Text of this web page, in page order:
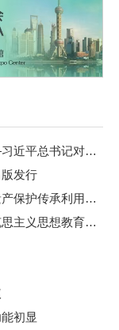
让中朝传统友谊之树更加根深叶茂——习近平总书记对朝鲜进行国事访问纪实
发行
在习近平文化思想引领下文化和自然遗产保护传承利用工作开创新局面
伟大征程丨延安整风：一次深刻的马克思主义思想教育运动
初显